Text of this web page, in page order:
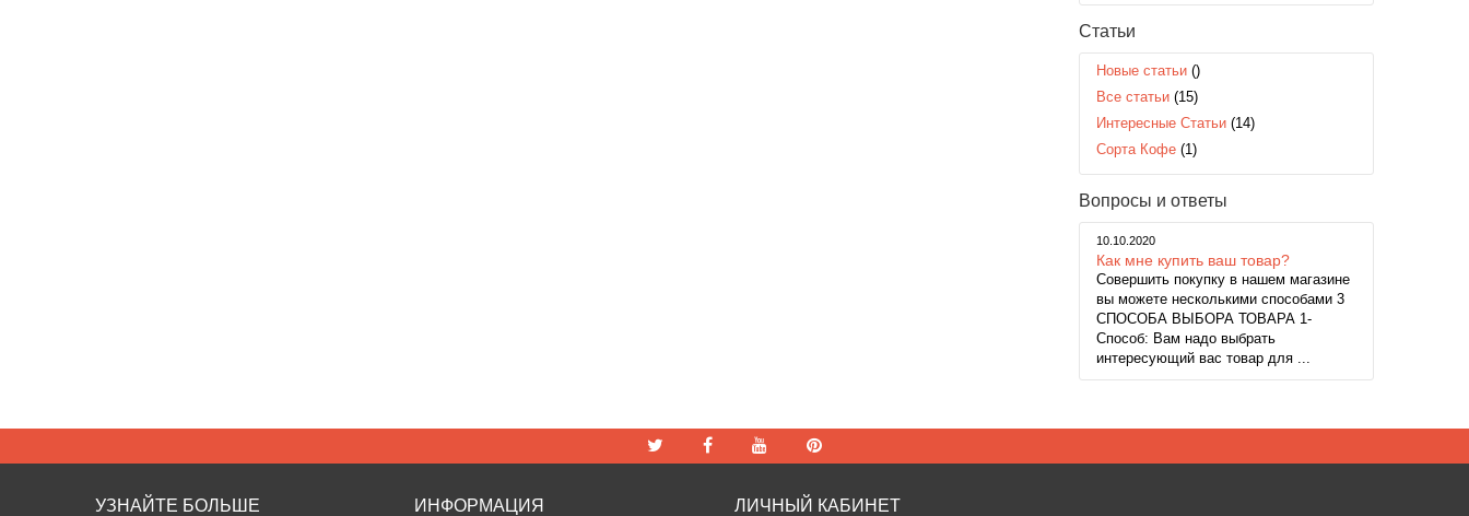
Статьи
Новые статьи ()
Все статьи (15)
Интересные Статьи (14)
Сорта Кофе (1)
Вопросы и ответы
10.10.2020
Как мне купить ваш товар?
Совершить покупку в нашем магазине
вы можете несколькими способами 3
СПОСОБА ВЫБОРА ТОВАРА 1-
Способ: Вам надо выбрать
интересующий вас товар для ...
УЗНАЙТЕ БОЛЬШЕ ИНФОРМАЦИЯ ЛИЧНЫЙ КАБИНЕТ